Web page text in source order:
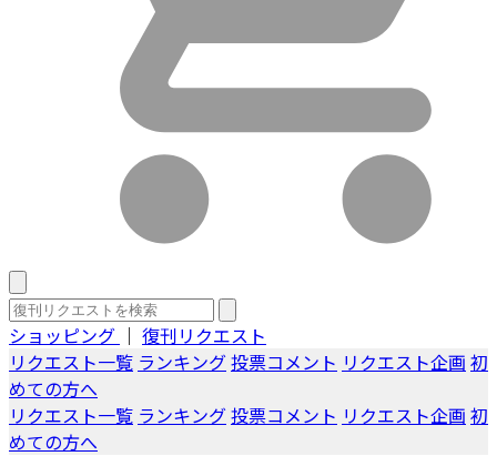
ショッピング ｜ 復刊リクエスト
リクエスト一覧 ランキング投票コメント リクエスト企画 初
めての方へ
リクエスト一覧 ランキング投票コメント リクエスト企画 初
めての方へ